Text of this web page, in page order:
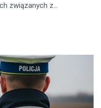
związanych z…